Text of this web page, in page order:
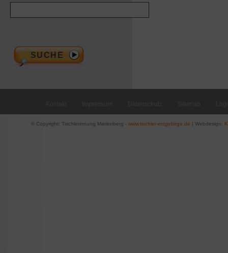
© Copyright: Tischlerinnung Marienberg -www.tischler-erzgebirge.de | Webdesign: